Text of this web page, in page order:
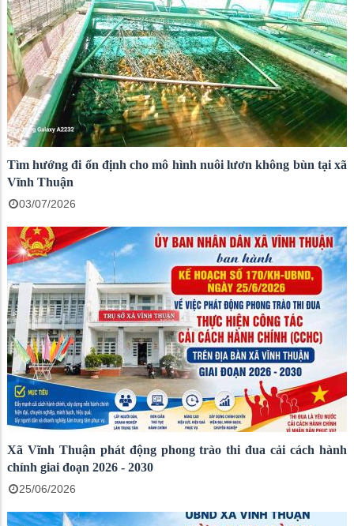
Tìm hướng đi ổn định cho mô hình nuôi lươn không bùn tại xã
Vĩnh Thuận
03/07/2026
Xã Vĩnh Thuận phát động phong trào thi đua cải cách hành
chính giai đoạn 2026 - 2030
25/06/2026